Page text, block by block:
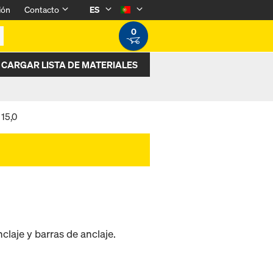
Contacto
ES
0
CARGAR LISTA DE MATERIALES
y barras de anclaje.